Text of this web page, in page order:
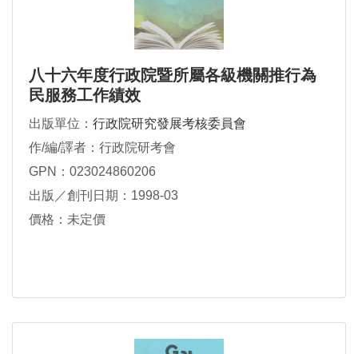
八十六年度行政院暨所屬各級機關推行為
民服務工作績效
出版單位： 行政院研究發展考核委員會
作/編/譯者：行政院研考會
GPN：023024860206
出版／創刊日期：1998-03
價格：未定價